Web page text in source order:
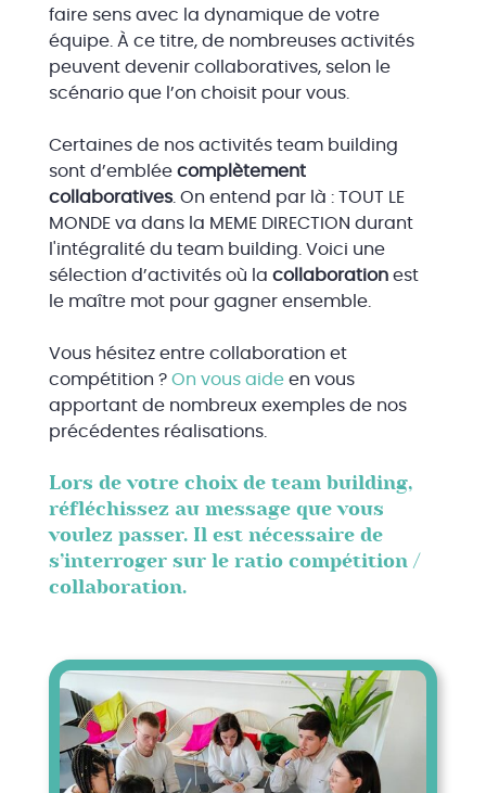
faire sens avec la dynamique de votre
équipe. À ce titre, de nombreuses activités
peuvent devenir collaboratives, selon le
scénario que l’on choisit pour vous.
Certaines de nos activités team building
sont d’emblée complètement
collaboratives. On entend par là : TOUT LE
MONDE va dans la MEME DIRECTION durant
l'intégralité du team building. Voici une
sélection d’activités où la collaborationest
le maître mot pour gagner ensemble.
Vous hésitez entre collaboration et
compétition ? On vous aideen vous
apportant de nombreux exemples de nos
précédentes réalisations.
Lors de votre choix de team building,
réfléchissez au message que vous
voulez passer. Il est nécessaire de
s’interroger sur le ratio compétition /
collaboration.